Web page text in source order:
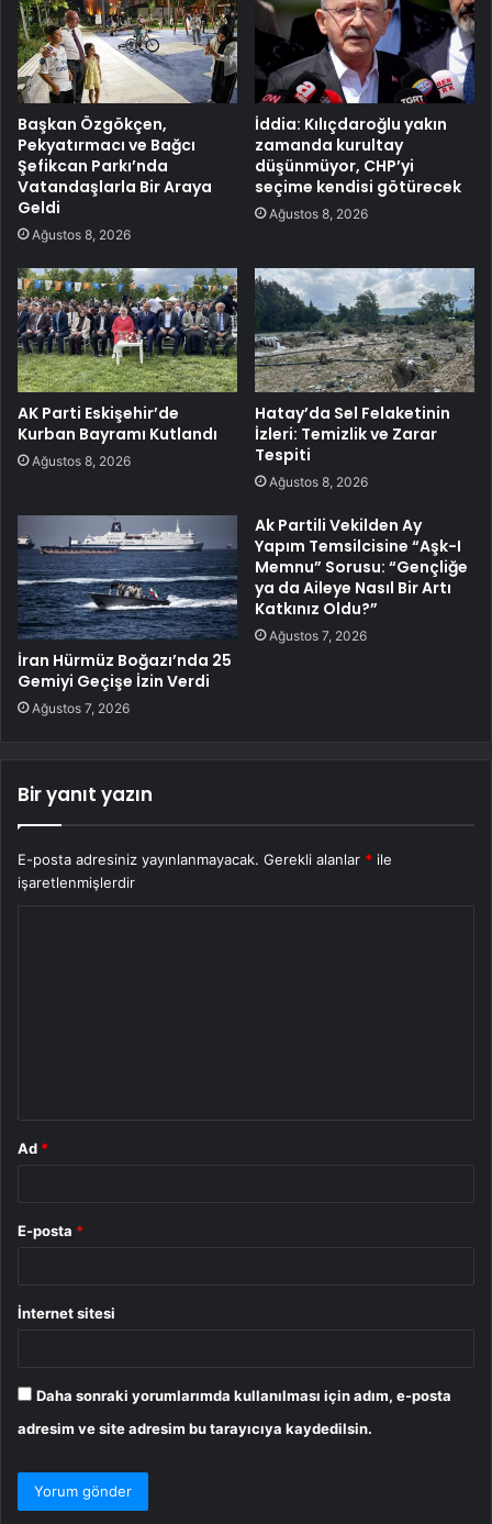
Başkan Özgökçen,
Pekyatırmacı ve Bağcı
Şefikcan Parkı’nda
Vatandaşlarla Bir Araya
Geldi
Ağustos 8, 2026
İddia: Kılıçdaroğlu yakın
zamanda kurultay
düşünmüyor, CHP’yi
seçime kendisi götürecek
Ağustos 8, 2026
AK Parti Eskişehir’de
Kurban Bayramı Kutlandı
Ağustos 8, 2026
Hatay’da Sel Felaketinin
İzleri: Temizlik ve Zarar
Tespiti
Ağustos 8, 2026
İran Hürmüz Boğazı’nda 25
Gemiyi Geçişe İzin Verdi
Ağustos 7, 2026
Ak Partili Vekilden Ay
Yapım Temsilcisine “Aşk-I
Memnu” Sorusu: “Gençliğe
ya da Aileye Nasıl Bir Artı
Katkınız Oldu?”
Ağustos 7, 2026
Bir yanıt yazın
E-posta adresiniz yayınlanmayacak. Gerekli alanlar * ile
işaretlenmişlerdir
Ad *
E-posta *
İnternet sitesi
Daha sonraki yorumlarımda kullanılması için adım, e-posta
adresim ve site adresim bu tarayıcıya kaydedilsin.